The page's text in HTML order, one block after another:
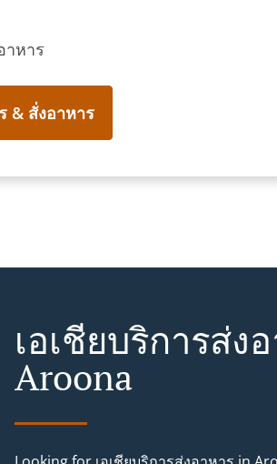
าหาร
& สั่งอาหาร
เอเชียบริการส่ง
Aroona